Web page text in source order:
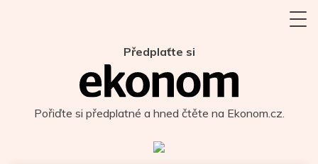
Předplaťte si
Pořiďte si předplatné a hned čtěte na Ekonom.cz.